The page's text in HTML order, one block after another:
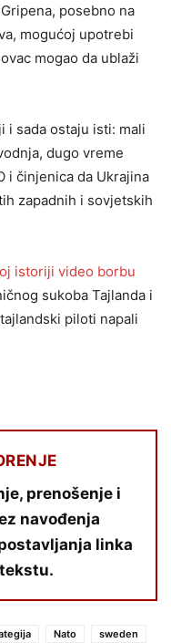
posebno na
mogućoj upotrebi
mogao da ublaži
i sada ostaju isti: mali
dugo vreme
i činjenica da Ukrajina
zapadnih i sovjetskih
istoriji video borbu
sukoba Tajlanda i
piloti napali
prenošenje i
navođenja
linka
Nato sweden